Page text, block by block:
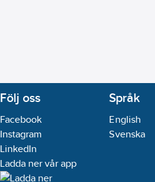
Följ oss
Facebook
Instagram
LinkedIn
Ladda ner vår app
Språk
English
Svenska